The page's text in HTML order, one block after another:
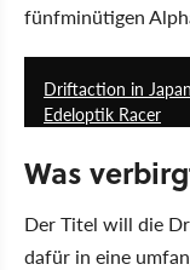
fünfminütigen
Driftaction in
Edeloptik Racer
Was
Der Titel will die
dafür in eine